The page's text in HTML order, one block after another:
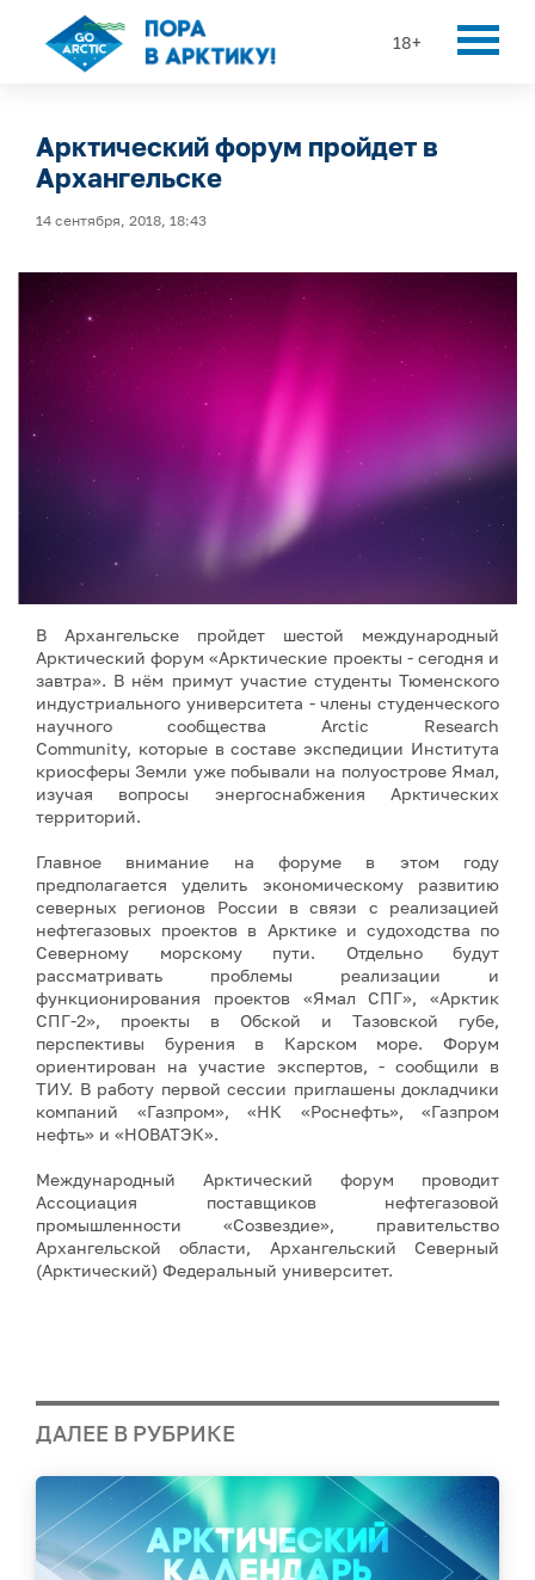
18+
Арктический форум пройдет в
Архангельске
14 сентября, 2018, 18:43
В Архангельске пройдет шестой международный
Арктический форум «Арктические проекты - сегодня и
завтра». В нём примут участие студенты Тюменского
индустриального университета - члены студенческого
научного сообщества Arctic Research
Community, которые в составе экспедиции Института
криосферы Земли уже побывали на полуострове Ямал,
изучая вопросы энергоснабжения Арктических
территорий.
Главное внимание на форуме в этом году
предполагается уделить экономическому развитию
северных регионов России в связи с реализацией
нефтегазовых проектов в Арктике и судоходства по
Северному морскому пути. Отдельно будут
рассматривать проблемы реализации и
функционирования проектов «Ямал СПГ», «Арктик
СПГ-2», проекты в Обской и Тазовской губе,
перспективы бурения в Карском море. Форум
ориентирован на участие экспертов, - сообщили в
ТИУ. В работу первой сессии приглашены докладчики
компаний «Газпром», «НК «Роснефть», «Газпром
нефть» и «НОВАТЭК».
Международный Арктический форум проводит
Ассоциация поставщиков нефтегазовой
промышленности «Созвездие», правительство
Архангельской области, Архангельский Северный
(Арктический) Федеральный университет.
ДАЛЕЕ В РУБРИКЕ